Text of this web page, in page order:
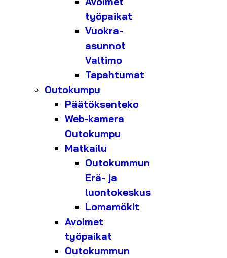
työpaikat
Vuokra-
asunnot
Valtimo
Tapahtumat
Outokumpu
Päätöksenteko
Web-kamera
Outokumpu
Matkailu
Outokummun
Erä- ja
luontokeskus
Lomamökit
Avoimet
työpaikat
Outokummun